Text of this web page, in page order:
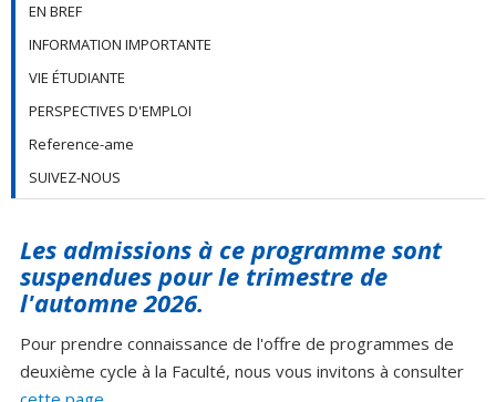
EN BREF
INFORMATION IMPORTANTE
VIE ÉTUDIANTE
PERSPECTIVES D'EMPLOI
Reference-ame
SUIVEZ-NOUS
Les admissions à ce programme sont
suspendues pour le trimestre de
l'automne 2026.
Pour prendre connaissance de l'offre de programmes de
deuxième cycle à la Faculté, nous vous invitons à consulter